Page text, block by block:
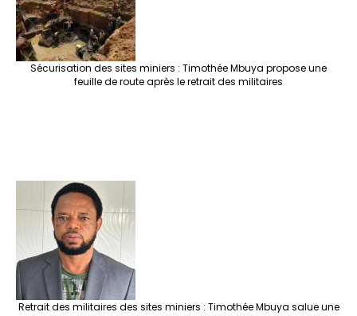
Sécurisation des sites miniers : Timothée Mbuya propose une
feuille de route après le retrait des militaires
Retrait des militaires des sites miniers : Timothée Mbuya salue une